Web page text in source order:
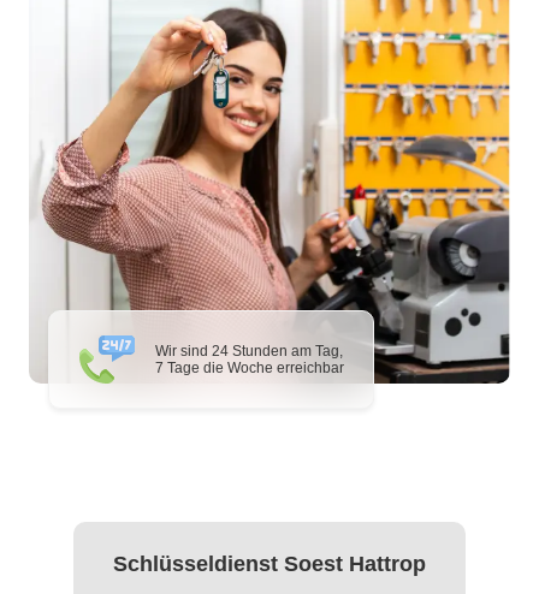
Wir sind 24 Stunden am Tag,
7 Tage die Woche erreichbar
Schlüsseldienst Soest Hattrop